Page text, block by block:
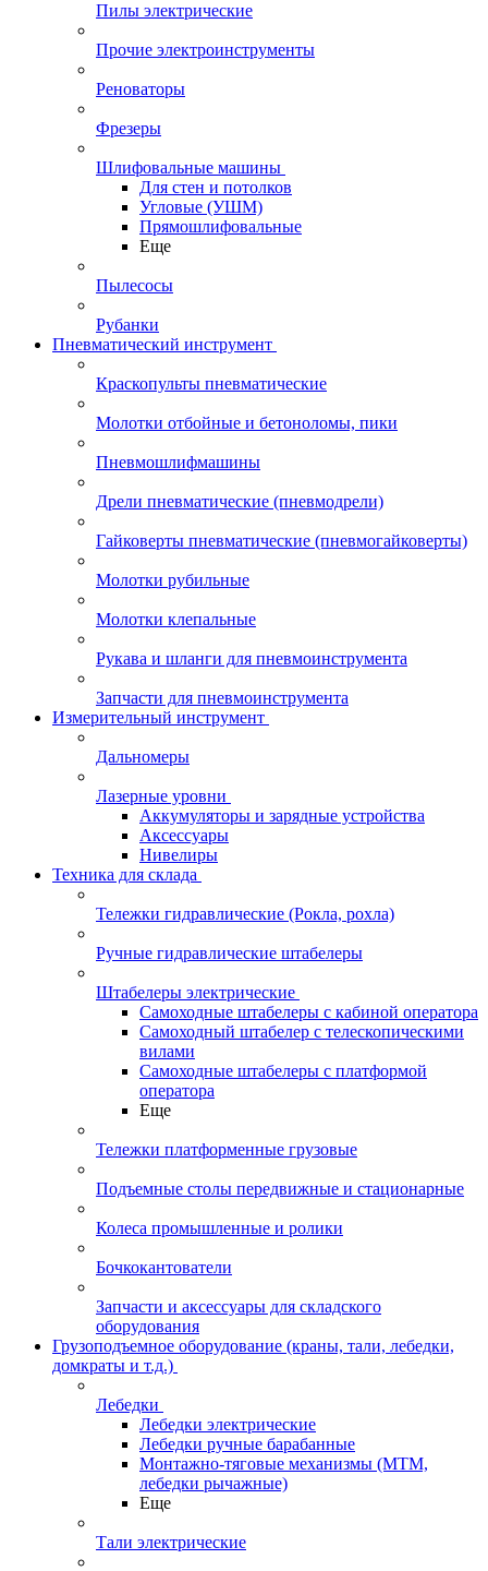
Пилы электрические
Прочие электроинструменты
Реноваторы
Фрезеры
Шлифовальные машины
Для стен и потолков
Угловые (УШМ)
Прямошлифовальные
Еще
Пылесосы
Рубанки
Пневматический инструмент
Краскопульты пневматические
Молотки отбойные и бетоноломы, пики
Пневмошлифмашины
Дрели пневматические (пневмодрели)
Гайковерты пневматические (пневмогайковерты)
Молотки рубильные
Молотки клепальные
Рукава и шланги для пневмоинструмента
Запчасти для пневмоинструмента
Измерительный инструмент
Дальномеры
Лазерные уровни
Аккумуляторы и зарядные устройства
Аксессуары
Нивелиры
Техника для склада
Тележки гидравлические (Рокла, рохла)
Ручные гидравлические штабелеры
Штабелеры электрические
Самоходные штабелеры с кабиной оператора
Самоходный штабелер с телескопическими
вилами
Самоходные штабелеры с платформой
оператора
Еще
Тележки платформенные грузовые
Подъемные столы передвижные и стационарные
Колеса промышленные и ролики
Бочкокантователи
Запчасти и аксессуары для складского
оборудования
Грузоподъемное оборудование (краны, тали, лебедки,
домкраты и т.д.)
Лебедки
Лебедки электрические
Лебедки ручные барабанные
Монтажно-тяговые механизмы (МТМ,
лебедки рычажные)
Еще
Тали электрические